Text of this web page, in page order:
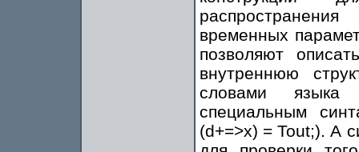
временных
позволяют
внутреннюю
словами
специальным
(d+=>x) = Tout;). А